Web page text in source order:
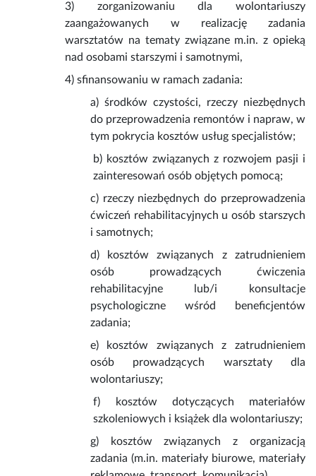
3) zorganizowaniu dla wolontariuszy
zaangażowanych w realizację zadania
warsztatów na tematy związane m.in. z opieką
nad osobami starszymi i samotnymi,
4) sfinansowaniu w ramach zadania:
a) środków czystości, rzeczy niezbędnych
do przeprowadzenia remontów i napraw, w
tym pokrycia kosztów usług specjalistów;
b) kosztów związanych z rozwojem pasji i
zainteresowań osób objętych pomocą;
c) rzeczy niezbędnych do przeprowadzenia
ćwiczeń rehabilitacyjnych u osób starszych
i samotnych;
d) kosztów związanych z zatrudnieniem
osób prowadzących ćwiczenia
rehabilitacyjne lub/i konsultacje
psychologiczne wśród beneficjentów
zadania;
e) kosztów związanych z zatrudnieniem
osób prowadzących warsztaty dla
wolontariuszy;
f) kosztów dotyczących materiałów
szkoleniowych i książek dla wolontariuszy;
g) kosztów związanych z organizacją
zadania (m.in. materiały biurowe, materiały